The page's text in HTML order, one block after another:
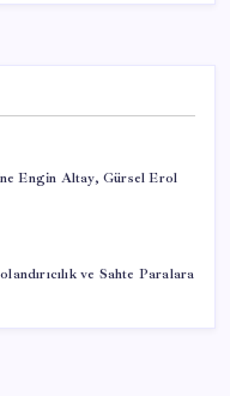
Engin Altay, Gürsel Erol
ve Sahte Paralara